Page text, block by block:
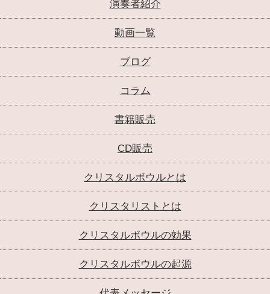
演奏者紹介
動画一覧
ブログ
コラム
書籍販売
CD販売
クリスタルボウルとは
クリスタリストとは
クリスタルボウルの効果
クリスタルボウルの起源